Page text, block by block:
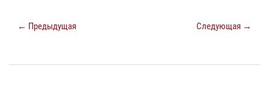
← Предыдущая Следующая →